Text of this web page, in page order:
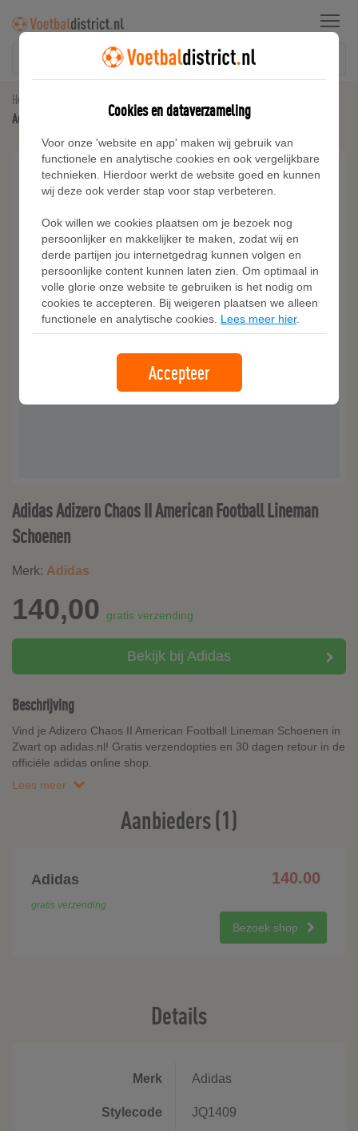
Menu
Home
Adidas Adizero Chaos II American Football Lineman Schoenen
Adidas Adizero Chaos II American Football Lineman
Schoenen
Merk: Adidas
140,00 gratis verzending
Bekijk bij Adidas
Beschrijving
Vind je Adizero Chaos II American Football Lineman Schoenen in
Zwart op adidas.nl! Gratis verzendopties en 30 dagen retour in de
officiële adidas online shop.
Lees meer
Aanbieders (1)
Adidas 140.00
gratis verzending
Bezoek shop
Details
Merk Adidas
Stylecode JQ1409
Cookies en dataverzameling
Voor onze 'website en app' maken wij gebruik van
functionele en analytische cookies en ook vergelijkbare
technieken. Hierdoor werkt de website goed en kunnen
wij deze ook verder stap voor stap verbeteren.
Ook willen we cookies plaatsen om je bezoek nog
persoonlijker en makkelijker te maken, zodat wij en
derde partijen jou internetgedrag kunnen volgen en
persoonlijke content kunnen laten zien. Om optimaal in
volle glorie onze website te gebruiken is het nodig om
cookies te accepteren. Bij weigeren plaatsen we alleen
functionele en analytische cookies. Lees meer hier.
Accepteer